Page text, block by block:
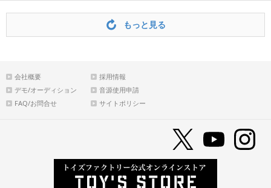
もっと見る
会社概要
採用情報
デモ/オーディション
音源使用申請
FAQ/お問合せ
サイトポリシー